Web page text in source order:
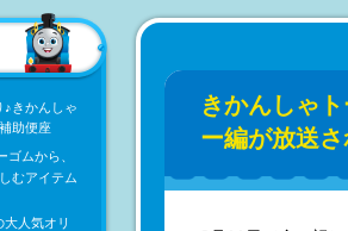
♪きかんしゃ
助便座
ゴムから、
むアイテム
大人気オリ
きかんしゃ
ー編が放送